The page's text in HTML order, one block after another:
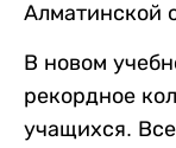
Алматинской
В новом
рекордное
учащихся.